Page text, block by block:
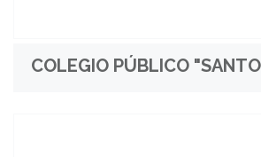
COLEGIO PÚBLICO